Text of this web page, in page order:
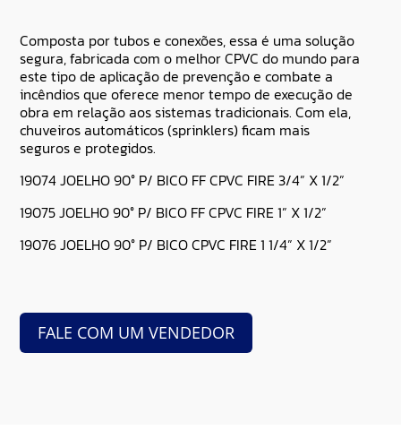
Composta por tubos e conexões, essa é uma solução
segura, fabricada com o melhor CPVC do mundo para
este tipo de aplicação de prevenção e combate a
incêndios que oferece menor tempo de execução de
obra em relação aos sistemas tradicionais. Com ela,
chuveiros automáticos (sprinklers) ficam mais
seguros e protegidos.
19074 JOELHO 90° P/ BICO FF CPVC FIRE 3/4” X 1/2”
19075 JOELHO 90° P/ BICO FF CPVC FIRE 1” X 1/2”
19076 JOELHO 90° P/ BICO CPVC FIRE 1 1/4” X 1/2”
FALE COM UM VENDEDOR